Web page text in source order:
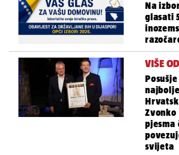
Na
glasati
VIŠE
Zvonko
pjesma
svijeta